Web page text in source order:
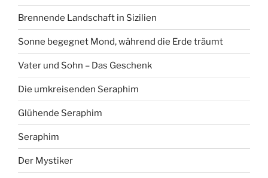
Brennende Landschaft in Sizilien
Sonne begegnet Mond, während die Erde träumt
Vater und Sohn – Das Geschenk
Die umkreisenden Seraphim
Glühende Seraphim
Seraphim
Der Mystiker